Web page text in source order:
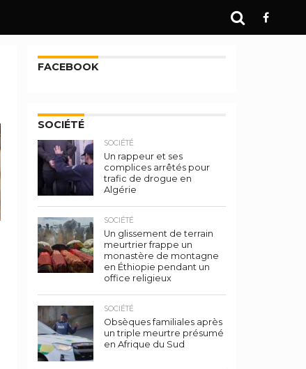
FACEBOOK
SOCIÉTÉ
SOCIÉTÉ
Un rappeur et ses
complices arrêtés pour
trafic de drogue en
Algérie
SOCIÉTÉ
Un glissement de terrain
meurtrier frappe un
monastère de montagne
en Éthiopie pendant un
office religieux
SOCIÉTÉ
Obsèques familiales après
un triple meurtre présumé
en Afrique du Sud